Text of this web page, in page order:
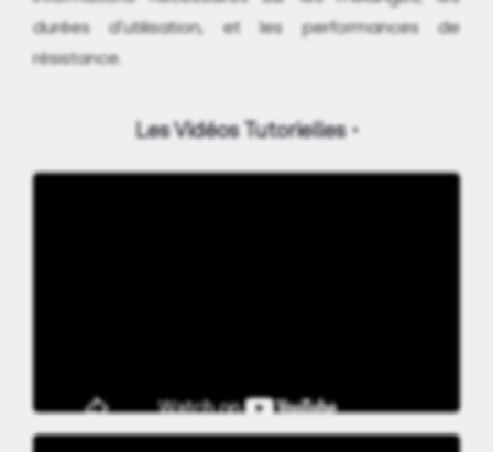
durées d'utilisation, et les performances de
résistance.
Les Vidéos Tutorielles